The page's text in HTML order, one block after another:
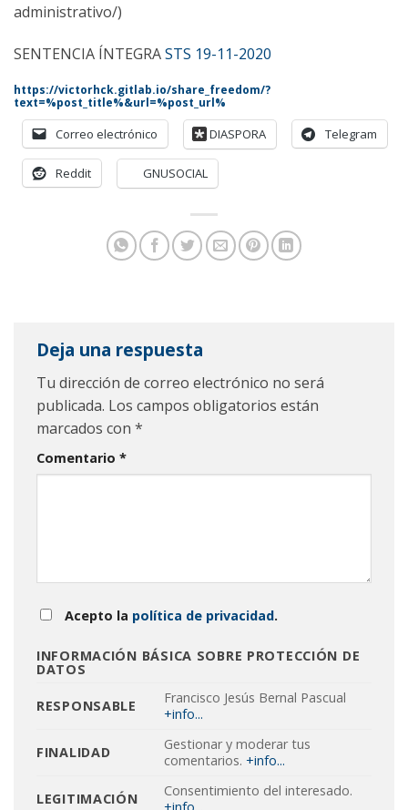
administrativo/)
SENTENCIA ÍNTEGRASTS 19-11-2020
https://victorhck.gitlab.io/share_freedom/?
text=%post_title%&url=%post_url%
Correo electrónico DIASPORA Telegram
Reddit GNUSOCIAL
Deja una respuesta
Tu dirección de correo electrónico no será
publicada. Los campos obligatorios están
marcados con *
Comentario *
Acepto la política de privacidad.
INFORMACIÓN BÁSICA SOBRE PROTECCIÓN DE
DATOS
RESPONSABLE
Francisco Jesús Bernal Pascual
+info...
FINALIDAD
Gestionar y moderar tus
comentarios. +info...
LEGITIMACIÓN
Consentimiento del interesado.